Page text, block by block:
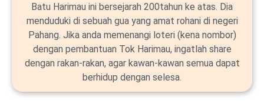
Batu Harimau ini bersejarah 200tahun ke atas. Dia
menduduki di sebuah gua yang amat rohani di negeri
Pahang. Jika anda memenangi loteri (kena nombor)
dengan pembantuan Tok Harimau, ingatlah share
dengan rakan-rakan, agar kawan-kawan semua dapat
berhidup dengan selesa.